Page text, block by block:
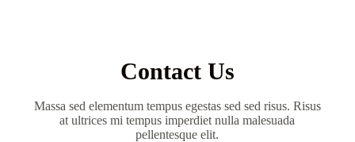
Contact Us
Massa sed elementum tempus egestas sed sed risus. Risus
at ultrices mi tempus imperdiet nulla malesuada
pellentesque elit.